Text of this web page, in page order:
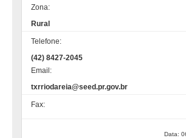
Zona:
Rural
Telefone:
(42) 8427-2045
Email:
txrriodareia@seed.pr.gov.br
Fax:
Data: